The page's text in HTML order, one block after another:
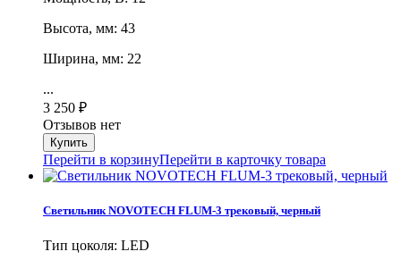
Высота, мм: 43
Ширина, мм: 22
...
3 250 ₽
Отзывов нет
Перейти в корзинуПерейти в карточку товара
Светильник NOVOTECH FLUM-3 трековый, черный
Тип цоколя: LED